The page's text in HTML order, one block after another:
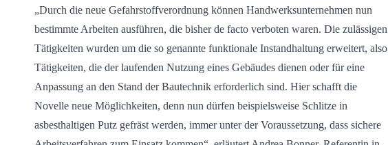
„Durch die neue Gefahrstoffverordnung können Handwerksunternehmen nun
bestimmte Arbeiten ausführen, die bisher de facto verboten waren. Die zulässigen
Tätigkeiten wurden um die so genannte funktionale Instandhaltung erweitert, also
Tätigkeiten, die der laufenden Nutzung eines Gebäudes dienen oder für eine
Anpassung an den Stand der Bautechnik erforderlich sind. Hier schafft die
Novelle neue Möglichkeiten, denn nun dürfen beispielsweise Schlitze in
asbesthaltigen Putz gefräst werden, immer unter der Voraussetzung, dass sichere